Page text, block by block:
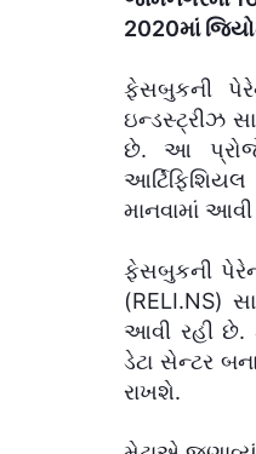
2020માં
ફેસબુકની
ઇન્ડસ્ટ્રીઝ
છે. આ
માનવામાં
ફેસબુકની
(RELI.NS)
આવી રહી છે.
ડેટા સેન્ટર
રાખશે.